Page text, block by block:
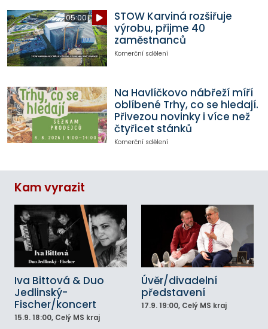
05:00
STOW Karviná rozšiřuje
výrobu, přijme 40
zaměstnanců
Komerční sdělení
Na Havlíčkovo nábřeží míří
oblíbené Trhy, co se hledají.
Přivezou novinky i více než
čtyřicet stánků
Komerční sdělení
Kam vyrazit
Iva Bittová & Duo
Jedlinský-
Fischer/koncert
15.9. 18:00, Celý MS kraj
Úvěr/divadelní
představení
17.9. 19:00, Celý MS kraj